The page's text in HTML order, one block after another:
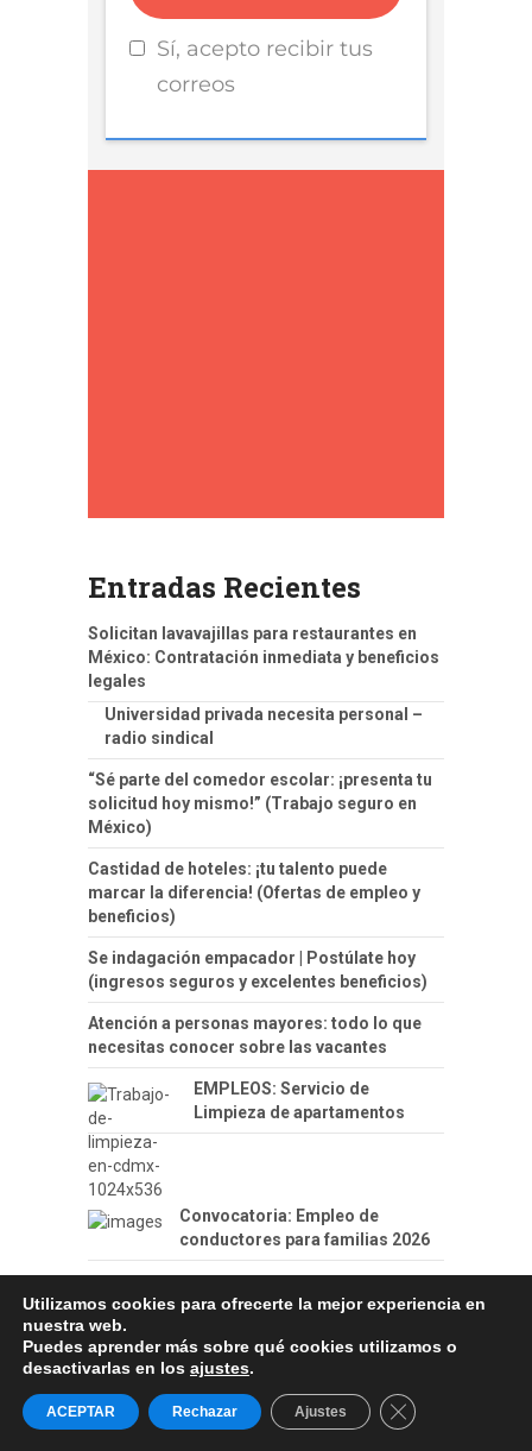
Entradas Recientes
Solicitan lavavajillas para restaurantes en
México: Contratación inmediata y beneficios
legales
Universidad privada necesita personal –
radio sindical
“Sé parte del comedor escolar: ¡presenta tu
solicitud hoy mismo!” (Trabajo seguro en
México)
Castidad de hoteles: ¡tu talento puede
marcar la diferencia! (Ofertas de empleo y
beneficios)
Se indagación empacador | Postúlate hoy
(ingresos seguros y excelentes beneficios)
Atención a personas mayores: todo lo que
necesitas conocer sobre las vacantes
EMPLEOS: Servicio de
Limpieza de apartamentos
Convocatoria: Empleo de
conductores para familias 2026
INEI fortalece su equipo de
trabajo | Revisa la convocatoria
Toyota Perú incorpora perfiles
para nuevas funciones
Utilizamos cookies para ofrecerte la mejor experiencia en
nuestra web.
Puedes aprender más sobre qué cookies utilizamos o
desactivarlas en los ajustes.
ACEPTAR Rechazar Ajustes Cerrar el banner